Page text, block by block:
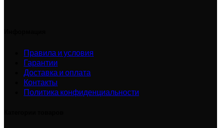
Правила и условия
Гарантии
Доставка и оплата
Контакты
Политика конфиденциальности